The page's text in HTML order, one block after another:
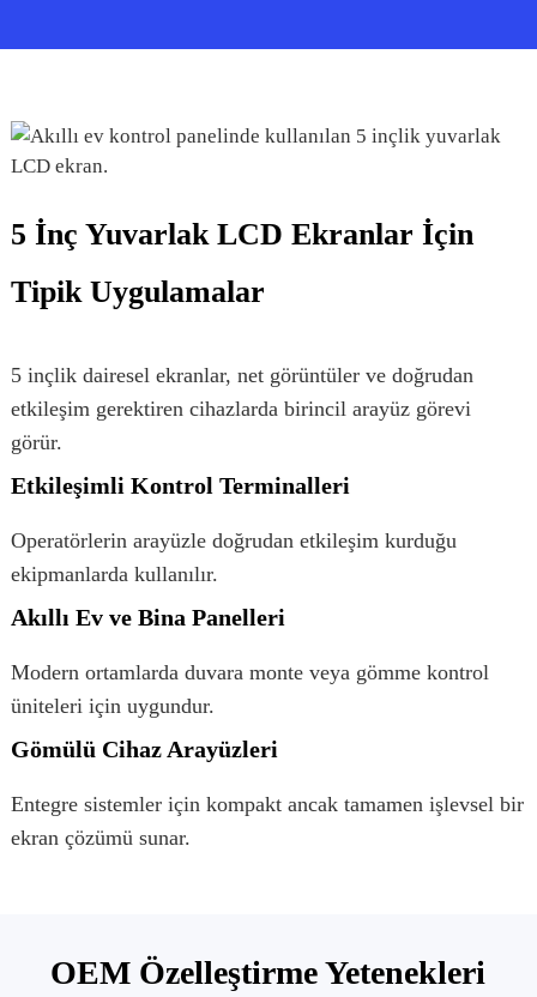
5 İnç Yuvarlak LCD Ekranlar İçin
Tipik Uygulamalar
5 inçlik dairesel ekranlar, net görüntüler ve doğrudan
etkileşim gerektiren cihazlarda birincil arayüz görevi
görür.
Etkileşimli Kontrol Terminalleri
Operatörlerin arayüzle doğrudan etkileşim kurduğu
ekipmanlarda kullanılır.
Akıllı Ev ve Bina Panelleri
Modern ortamlarda duvara monte veya gömme kontrol
üniteleri için uygundur.
Gömülü Cihaz Arayüzleri
Entegre sistemler için kompakt ancak tamamen işlevsel bir
ekran çözümü sunar.
OEM Özelleştirme Yetenekleri